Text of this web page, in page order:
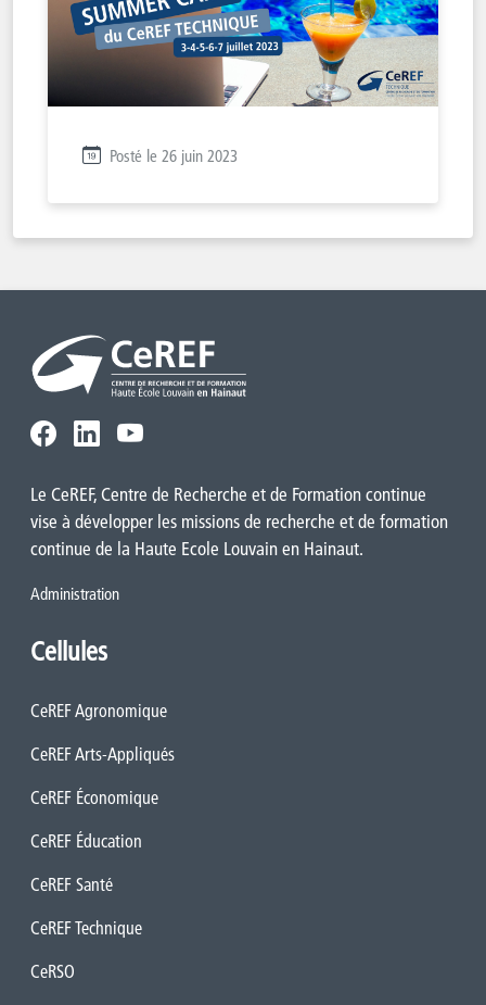
Posté le 26 juin 2023
Le CeREF, Centre de Recherche et de Formation continue
vise à développer les missions de recherche et de formation
continue de la Haute Ecole Louvain en Hainaut.
Administration
Cellules
CeREF Agronomique
CeREF Arts-Appliqués
CeREF Économique
CeREF Éducation
CeREF Santé
CeREF Technique
CeRSO